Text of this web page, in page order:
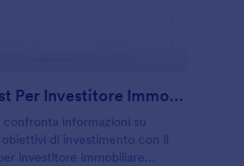
Checklist Per Investitore Immobiliare Form
confronta informazioni su
di investimento con il
investitore immobiliare